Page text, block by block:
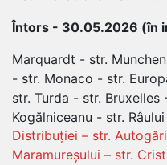
Întors - 30.05.2026 (în
Marquardt - str.
- str. Monaco - str.
str. Turda - str.
Kogălniceanu - str. Râului
Distribuției – str.
Maramureșului – str.